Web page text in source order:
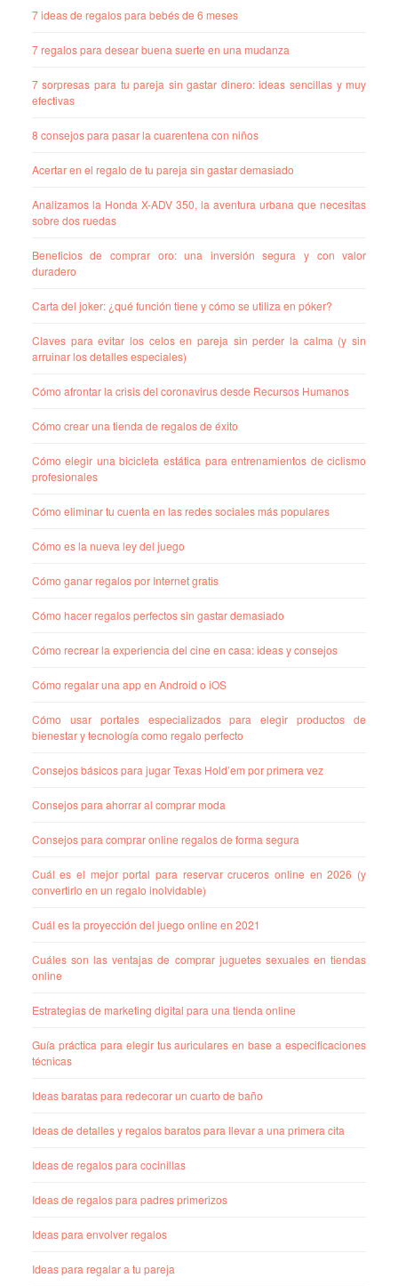
7 ideas de regalos para bebés de 6 meses
7 regalos para desear buena suerte en una mudanza
7 sorpresas para tu pareja sin gastar dinero: ideas sencillas y muy
efectivas
8 consejos para pasar la cuarentena con niños
Acertar en el regalo de tu pareja sin gastar demasiado
Analizamos la Honda X-ADV 350, la aventura urbana que necesitas
sobre dos ruedas
Beneficios de comprar oro: una inversión segura y con valor
duradero
Carta del joker: ¿qué función tiene y cómo se utiliza en póker?
Claves para evitar los celos en pareja sin perder la calma (y sin
arruinar los detalles especiales)
Cómo afrontar la crisis del coronavirus desde Recursos Humanos
Cómo crear una tienda de regalos de éxito
Cómo elegir una bicicleta estática para entrenamientos de ciclismo
profesionales
Cómo eliminar tu cuenta en las redes sociales más populares
Cómo es la nueva ley del juego
Cómo ganar regalos por Internet gratis
Cómo hacer regalos perfectos sin gastar demasiado
Cómo recrear la experiencia del cine en casa: ideas y consejos
Cómo regalar una app en Android o iOS
Cómo usar portales especializados para elegir productos de
bienestar y tecnología como regalo perfecto
Consejos básicos para jugar Texas Hold’em por primera vez
Consejos para ahorrar al comprar moda
Consejos para comprar online regalos de forma segura
Cuál es el mejor portal para reservar cruceros online en 2026 (y
convertirlo en un regalo inolvidable)
Cuál es la proyección del juego online en 2021
Cuáles son las ventajas de comprar juguetes sexuales en tiendas
online
Estrategias de marketing digital para una tienda online
Guía práctica para elegir tus auriculares en base a especificaciones
técnicas
Ideas baratas para redecorar un cuarto de baño
Ideas de detalles y regalos baratos para llevar a una primera cita
Ideas de regalos para cocinillas
Ideas de regalos para padres primerizos
Ideas para envolver regalos
Ideas para regalar a tu pareja